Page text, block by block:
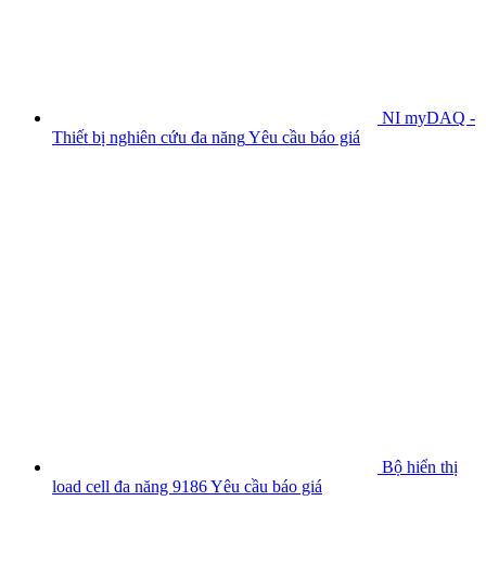
NI myDAQ -
Thiết bị nghiên cứu đa năngYêu cầu báo giá
Bộ hiển thị
load cell đa năng 9186Yêu cầu báo giá